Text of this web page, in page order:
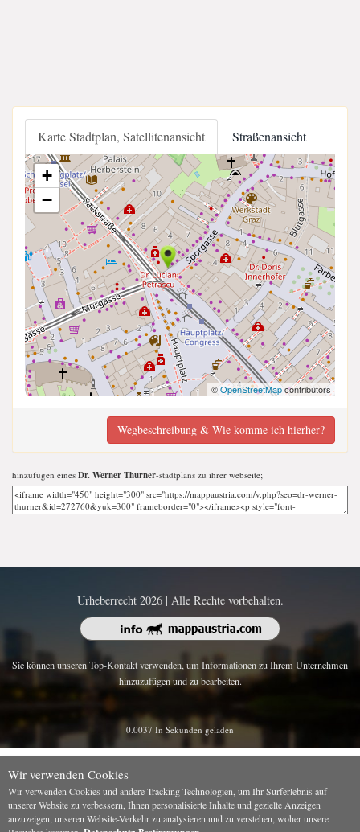
Karte Stadtplan, Satellitenansicht Straßenansicht
+
−
©OpenStreetMapcontributors
Wegbeschreibung & Wie komme ich hierher?
hinzufügen eines Dr. Werner Thurner-stadtplans zu ihrer webseite;
Urheberrecht 2026 | Alle Rechte vorbehalten.
Sie können unseren Top-Kontakt verwenden, um Informationen zu Ihrem Unternehmen
hinzuzufügen und zu bearbeiten.
0.0037 In Sekunden geladen
Wir verwenden Cookies
Wir verwenden Cookies und andere Tracking-Technologien, um Ihr Surferlebnis auf
unserer Website zu verbessern, Ihnen personalisierte Inhalte und gezielte Anzeigen
anzuzeigen, unseren Website-Verkehr zu analysieren und zu verstehen, woher unsere